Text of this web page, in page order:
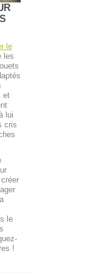
le
les
et
lui
cris
le
!